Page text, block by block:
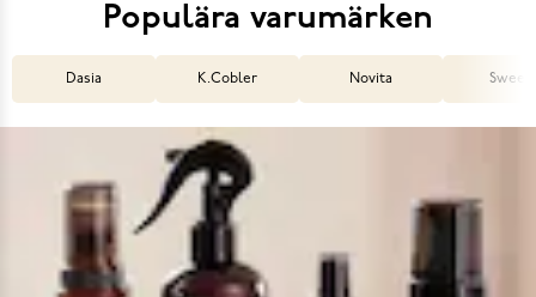
Populära varumärken
Dasia K.Cobler Novita